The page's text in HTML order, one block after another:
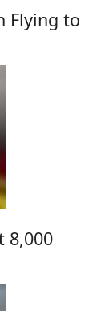
Flying to
8,000